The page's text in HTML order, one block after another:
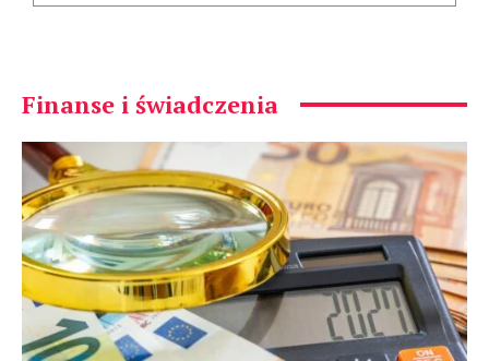
Finanse i świadczenia